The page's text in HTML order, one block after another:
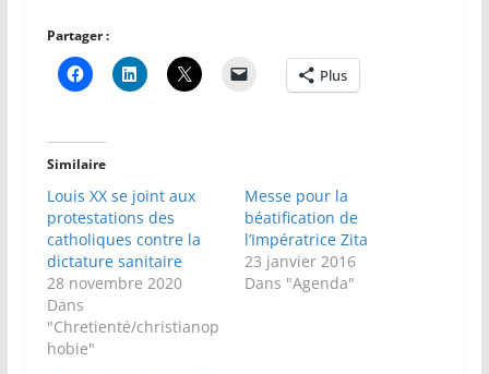
Partager :
Plus
Similaire
Louis XX se joint aux
protestations des
catholiques contre la
dictature sanitaire
28 novembre 2020
Dans
"Chretienté/christianop
hobie"
Messe pour la
béatification de
l’Impératrice Zita
23 janvier 2016
Dans "Agenda"